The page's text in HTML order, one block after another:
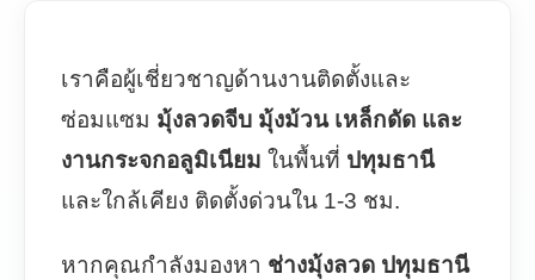
เราคือผู้เชี่ยวชาญด้านงานติดตั้งและ
ซ่อมแซม มุ้งลวดจีบ มุ้งม้วน เหล็กดัด และ
งานกระจกอลูมิเนียม ในพื้นที่ ปทุมธานี
และใกล้เคียง ติดตั้งด่วนใน 1-3 ชม.
หากคุณกำลังมองหา ช่างมุ้งลวด ปทุมธานี